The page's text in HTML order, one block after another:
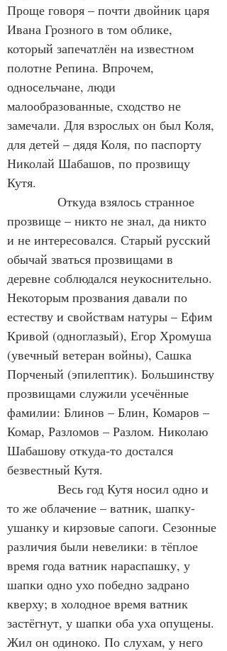
Проще говоря – почти двойник царя
Ивана Грозного в том облике,
который запечатлён на известном
полотне Репина. Впрочем,
односельчане, люди
малообразованные, сходство не
замечали. Для взрослых он был Коля,
для детей – дядя Коля, по паспорту
Николай Шабашов, по прозвищу
Кутя.
Откуда взялось странное
прозвище – никто не знал, да никто
и не интересовался. Старый русский
обычай зваться прозвищами в
деревне соблюдался неукоснительно.
Некоторым прозвания давали по
естеству и свойствам натуры – Ефим
Кривой (одноглазый), Егор Хромуша
(увечный ветеран войны), Сашка
Порченый (эпилептик). Большинству
прозвищами служили усечённые
фамилии: Блинов – Блин, Комаров –
Комар, Разломов – Разлом. Николаю
Шабашову откуда-то достался
безвестный Кутя.
Весь год Кутя носил одно и
то же облачение – ватник, шапку-
ушанку и кирзовые сапоги. Сезонные
различия были невелики: в тёплое
время года ватник нараспашку, у
шапки одно ухо победно задрано
кверху; в холодное время ватник
застёгнут, у шапки оба уха опущены.
Жил он одиноко. По слухам, у него